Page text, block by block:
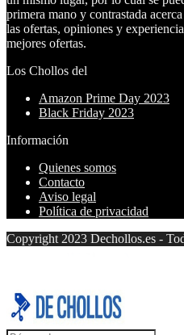
primera mano y contrastada
las ofertas, opiniones y
mejores ofertas.
Los Chollos del
Amazon Prime Day 2023
Black Friday 2023
Información
Quienes somos
Contacto
Aviso legal
Política de privacidad
Copyright 2023 Dechollos.es -